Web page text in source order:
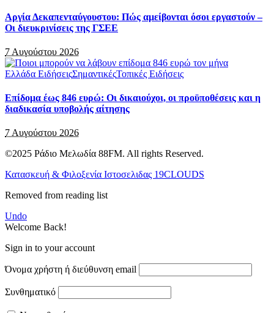
Αργία Δεκαπενταύγουστου: Πώς αμείβονται όσοι εργαστούν –
Οι διευκρινίσεις της ΓΣΕΕ
7 Αυγούστου 2026
Ελλάδα ΕιδήσειςΣημαντικέςΤοπικές Ειδήσεις
Επίδομα έως 846 ευρώ: Οι δικαιούχοι, οι προϋποθέσεις και η
διαδικασία υποβολής αίτησης
7 Αυγούστου 2026
©2025 Ράδιο Μελωδία 88FM. All rights Reserved.
Κατασκευή & Φιλοξενία Ιστοσελιδας 19CLOUDS
Removed from reading list
Undo
Welcome Back!
Sign in to your account
Όνομα χρήστη ή διεύθυνση email
Συνθηματικό